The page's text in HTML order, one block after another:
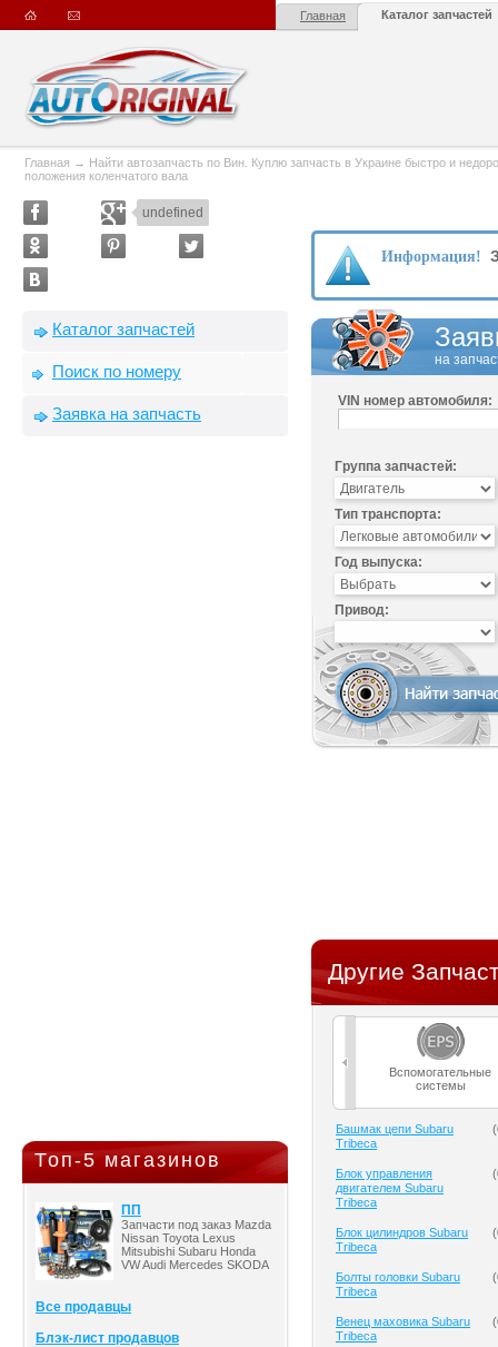
Главная Каталог запчастей
Главная → Найти автозапчасть по Вин. Куплю запчасть в Украине быстро и
положения коленчатого вала
undefined
Каталог запчастей
Поиск по номеру
Заявка на запчасть
Топ-5 магазинов
ПП
Запчасти под заказ Mazda
Nissan Toyota Lexus
Mitsubishi Subaru Honda
VW Audi Mercedes SKODA
Все продавцы
Блэк-лист продавцов
Информация!
на
VIN номер автомобиля:
Группа запчастей:
Тип транспорта:
Год выпуска:
Привод:
Другие
Вспомогательные
системы
Башмак цепи Subaru
Tribeca
(
Блок управления
двигателем Subaru
Tribeca
(
Блок цилиндров Subaru
Tribeca
(
Болты головки Subaru
Tribeca
(
Венец маховика Subaru
Tribeca
(